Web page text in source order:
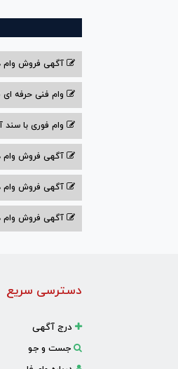
آگهی فروش وام
وام فنی حرفه ای ۱۴۰۵ | سایت ثبت نام وام فنی حرفه ای
وام فوری با سند
آگهی فروش وام
آگهی فروش وام
آگهی فروش وام
دسترسی سریع
درج آگهی
جست و جو